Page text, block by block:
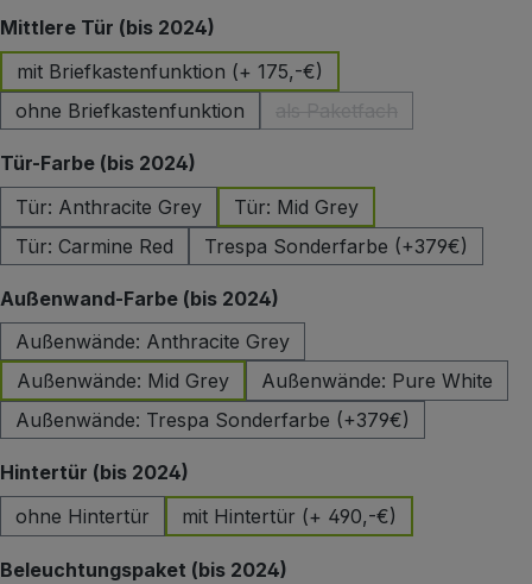
Mittlere Tür (bis 2024)
mit Briefkastenfunktion (+ 175,-€)
ohne Briefkastenfunktion
(Diese Option ist zurzeit
Tür-Farbe (bis 2024)
Tür: Anthracite Grey
Tür: Mid Grey
Tür: Carmine Red
Trespa Sonderfarbe (+379€)
Außenwand-Farbe (bis 2024)
Außenwände: Anthracite Grey
Außenwände: Mid Grey
Außenwände: Pure White
Außenwände: Trespa Sonderfarbe (+379€)
Hintertür (bis 2024)
ohne Hintertür
mit Hintertür (+ 490,-€)
Beleuchtungspaket (bis 2024)